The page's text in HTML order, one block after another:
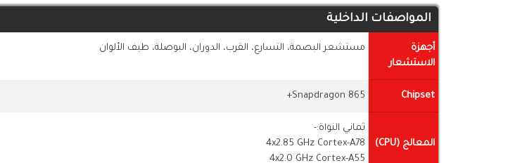
المواصفات الداخلية
أجهزة
الاستشعار
مستشعر البصمة، التسارع، القرب، الدوران، البوصلة، طيف الألوان
Chipset
Snapdragon 865+
المعالج (CPU)
ثماني النواة:-
4x2.85 GHz Cortex-A78
4x2.0 GHz Cortex-A55